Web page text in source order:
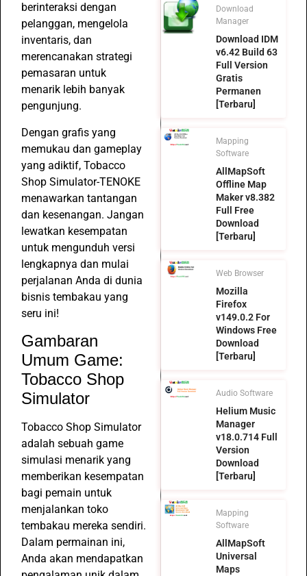
berinteraksi dengan
pelanggan, mengelola
inventaris, dan
merencanakan strategi
pemasaran untuk
menarik lebih banyak
pengunjung.
Dengan grafis yang
memukau dan gameplay
yang adiktif, Tobacco
Shop Simulator-TENOKE
menawarkan tantangan
dan kesenangan. Jangan
lewatkan kesempatan
untuk mengunduh versi
lengkapnya dan mulai
perjalanan Anda di dunia
bisnis tembakau yang
seru ini!
Gambaran
Umum Game:
Tobacco Shop
Simulator
Tobacco Shop Simulator
adalah sebuah game
simulasi menarik yang
memberikan kesempatan
bagi pemain untuk
menjalankan toko
tembakau mereka sendiri.
Dalam permainan ini,
Anda akan mendapatkan
Download
Manager
Download IDM
v6.42 Build 63
Full Version
Gratis
Permanen
[Terbaru]
Mapping
Software
AllMapSoft
Offline Map
Maker v8.382
Full Free
Download
[Terbaru]
Web Browser
Mozilla
Firefox
v149.0.2 For
Windows Free
Download
[Terbaru]
Audio Software
Helium Music
Manager
v18.0.714 Full
Version
Download
[Terbaru]
Mapping
Software
AllMapSoft
Universal
Maps